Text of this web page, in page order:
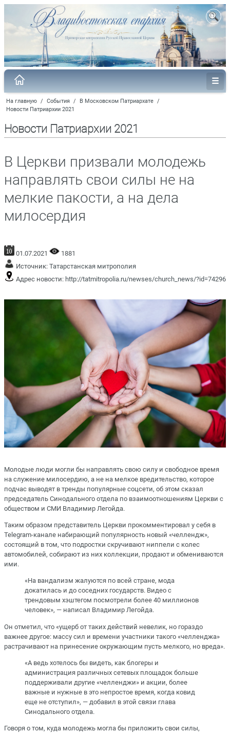
На главную / События / В Московском Патриархате /
Новости Патриархии 2021
Новости Патриархии 2021
В Церкви призвали молодежь
направлять свои силы не на
мелкие пакости, а на дела
милосердия
01.07.2021
1881
Источник: Татарстанская митрополия
Адрес новости: http://tatmitropolia.ru/newses/church_news/?id=74296
Молодые люди могли бы направлять свою силу и свободное время
на служение милосердию, а не на мелкое вредительство, которое
подчас выводят в тренды популярные соцсети, об этом сказал
председатель Синодального отдела по взаимоотношениям Церкви с
обществом и СМИ Владимир Легойда.
Таким образом представитель Церкви прокомментировал у себя в
Telegram-канале набирающий популярность новый «челлендж»,
состоящий в том, что подростки скручивают ниппели с колес
автомобилей, собирают из них коллекции, продают и обмениваются
ими.
«На вандализм жалуются по всей стране, мода
докатилась и до соседних государств. Видео с
трендовым хэштегом посмотрели более 40 миллионов
человек», — написал Владимир Легойда.
Он отметил, что «ущерб от таких действий невелик, но гораздо
важнее другое: массу сил и времени участники такого «челленджа»
растрачивают на принесение окружающим пусть мелкого, но вреда».
«А ведь хотелось бы видеть, как блогеры и
администрация различных сетевых площадок больше
поддерживали другие «челленджи» и акции, более
важные и нужные в это непростое время, когда ковид
еще не отступил», — добавил в этой связи глава
Синодального отдела.
Говоря о том, куда молодежь могла бы приложить свои силы,